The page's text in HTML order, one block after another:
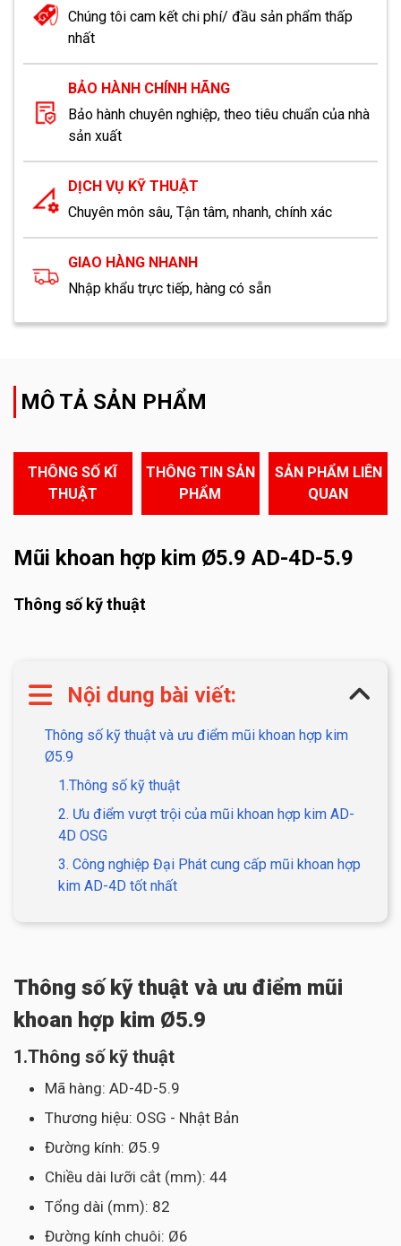
Chúng tôi cam kết chi phí/ đầu sản phẩm thấp
nhất
BẢO HÀNH CHÍNH HÃNG
Bảo hành chuyên nghiệp, theo tiêu chuẩn của nhà
sản xuất
DỊCH VỤ KỸ THUẬT
Chuyên môn sâu, Tận tâm, nhanh, chính xác
GIAO HÀNG NHANH
Nhập khẩu trực tiếp, hàng có sẵn
MÔ TẢ SẢN PHẨM
THÔNG SỐ KĨ
THUẬT
THÔNG TIN SẢN
PHẨM
SẢN PHẨM LIÊN
QUAN
Mũi khoan hợp kim Ø5.9 AD-4D-5.9
Thông số kỹ thuật
Nội dung bài viết:
Thông số kỹ thuật và ưu điểm mũi khoan hợp kim
Ø5.9
1.Thông số kỹ thuật
2. Ưu điểm vượt trội của mũi khoan hợp kim AD-
4D OSG
3. Công nghiệp Đại Phát cung cấp mũi khoan hợp
kim AD-4D tốt nhất
Thông số kỹ thuật và ưu điểm mũi
khoan hợp kim Ø5.9
1.Thông số kỹ thuật
Mã hàng: AD-4D-5.9
Thương hiệu: OSG - Nhật Bản
Đường kính: Ø5.9
Chiều dài lưỡi cắt (mm): 44
Tổng dài (mm): 82
Đường kính chuôi: Ø6